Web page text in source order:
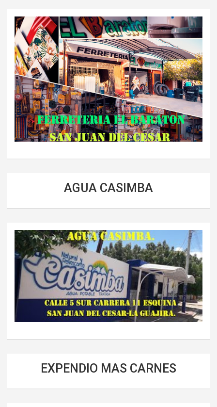
AGUA CASIMBA
EXPENDIO MAS CARNES